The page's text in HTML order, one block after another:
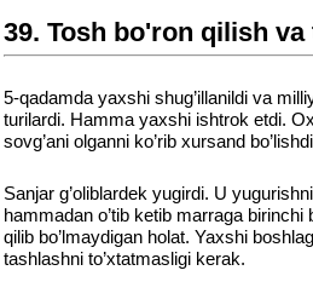
39. Tosh bo'ron qilish
5-qadamda yaxshi shug’illanildi va
turilardi. Hamma yaxshi ishtrok etdi.
sovg’ani olganni ko’rib xursand
Sanjar g’oliblardek yugirdi. U
hammadan o’tib ketib marraga birinchi
qilib bo’lmaydigan holat. Yaxshi
tashlashni to’xtatmasligi kerak.